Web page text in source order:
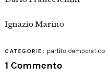
Ignazio Marino
CATEGORIE: partito democratico
1 Commento